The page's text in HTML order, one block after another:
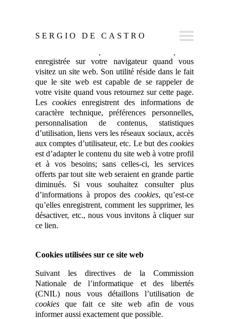
SERGIO DE CASTRO
enregistrée sur votre navigateur quand vous
visitez un site web. Son utilité réside dans le fait
que le site web est capable de se rappeler de
votre visite quand vous retournez sur cette page.
Lescookies enregistrent des informations de
caractère technique, préférences personnelles,
personnalisation de contenus, statistiques
d’utilisation, liens vers les réseaux sociaux, accès
aux comptes d’utilisateur, etc. Le but des cookies
est d’adapter le contenu du site web à votre profil
et à vos besoins; sans celles-ci, les services
offerts par tout site web seraient en grande partie
diminués. Si vous souhaitez consulter plus
d’informations à propos descookies, qu’est-ce
qu’elles enregistrent, comment les supprimer, les
désactiver, etc.,nous vous invitons à cliquer sur
ce lien.
Cookies utilisées sur ce site web
Suivant les directives de la Commission
Nationale de l’informatique et des libertés
(CNIL) nous vous détaillons l’utilisation de
cookies que fait ce site web afin de vous
informer aussi exactement que possible.